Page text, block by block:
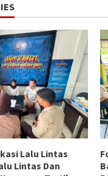
Lalu Lintas
Lintas Dan